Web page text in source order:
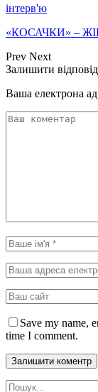
інтерв'ю
«КОСАЧКИ» –
Prev Next
Залишити
Ваша електрона
Save my name,
time I comment.